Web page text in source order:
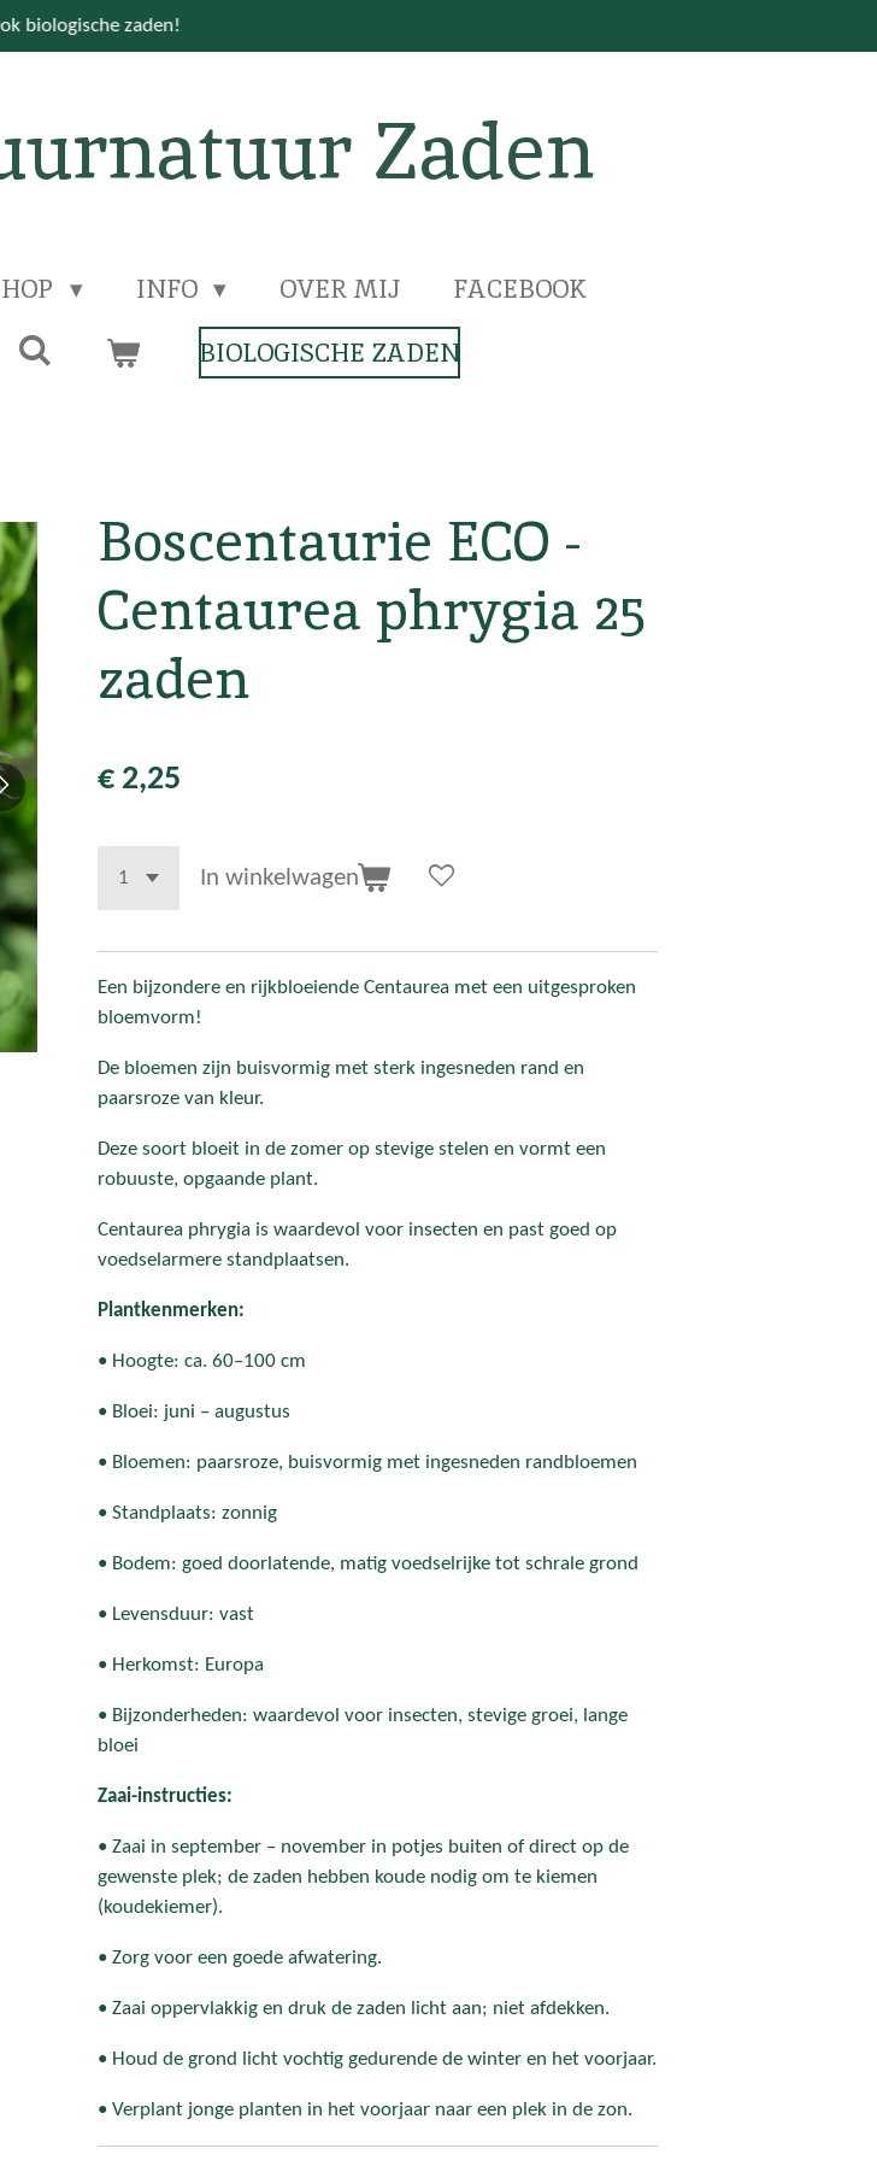
biologische zaden!
Zaden
INFO OVER MIJ
FACEBOOK
BIOLOGISCHE ZADEN
Boscentaurie ECO -
Centaurea phrygia 25
zaden
€ 2,25
In winkelwagen
Een bijzondere en rijkbloeiende Centaurea met een uitgesproken
bloemvorm!
De bloemen zijn buisvormig met sterk ingesneden rand en
paarsroze van kleur.
Deze soort bloeit in de zomer op stevige stelen en vormt een
robuuste, opgaande plant.
Centaurea phrygia is waardevol voor insecten en past goed op
voedselarmere standplaatsen.
Plantkenmerken:
• Hoogte: ca. 60–100 cm
• Bloei: juni – augustus
• Bloemen: paarsroze, buisvormig met ingesneden randbloemen
• Standplaats: zonnig
• Bodem: goed doorlatende, matig voedselrijke tot schrale grond
• Levensduur: vast
• Herkomst: Europa
• Bijzonderheden: waardevol voor insecten, stevige groei, lange
bloei
Zaai-instructies:
• Zaai in september – november in potjes buiten of direct op de
gewenste plek; de zaden hebben koude nodig om te kiemen
(koudekiemer).
• Zorg voor een goede afwatering.
• Zaai oppervlakkig en druk de zaden licht aan; niet afdekken.
• Houd de grond licht vochtig gedurende de winter en het voorjaar.
• Verplant jonge planten in het voorjaar naar een plek in de zon.